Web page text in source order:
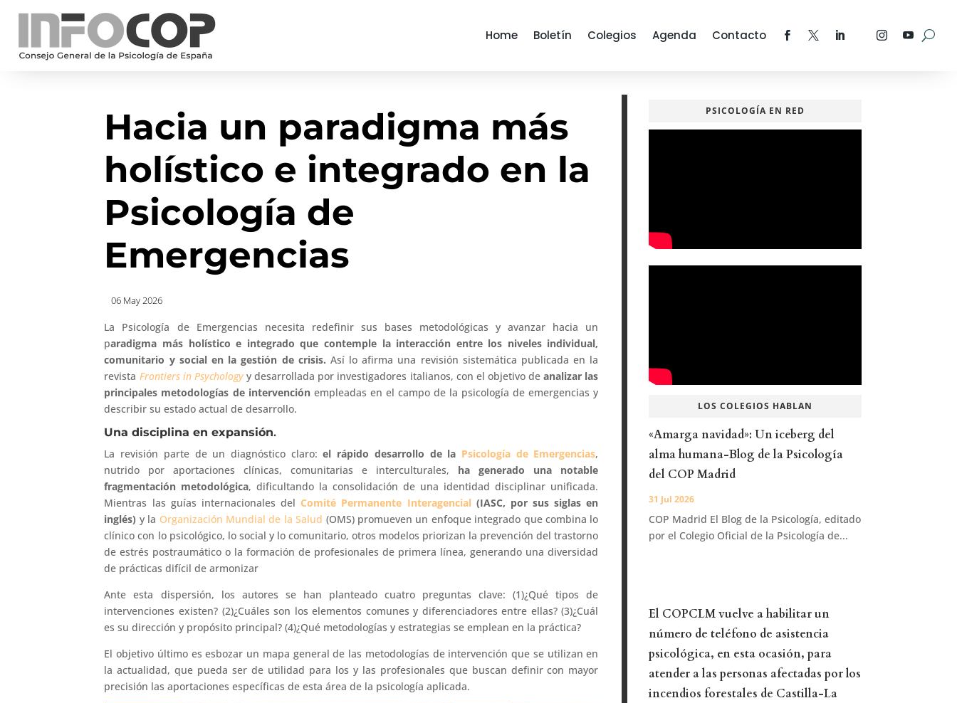
Home Boletín Colegios Agenda Contacto
Hacia un paradigma más
holístico e integrado en la
Psicología de
Emergencias
06 May 2026
La Psicología de Emergencias necesita redefinir sus bases metodológicas y avanzar hacia un
paradigma más holístico e integrado que contemple la interacción entre los niveles individual,
comunitario y social en la gestión de crisis. Así lo afirma una revisión sistemática publicada en la
revista Frontiers in Psychologyy desarrollada por investigadores italianos, con el objetivo deanalizar las
principales metodologías de intervenciónempleadas en el campo de la psicología de emergencias y
describir su estado actual de desarrollo.
Una disciplina en expansión.
La revisión parte de un diagnóstico claro:el rápido desarrollo de la Psicología de Emergencias,
nutrido por aportaciones clínicas, comunitarias e interculturales, ha generado una notable
fragmentación metodológica, dificultando la consolidación de una identidad disciplinar unificada.
Mientras las guías internacionales del Comité Permanente Interagencial (IASC, por sus siglas en
inglés) y la Organización Mundial de la Salud (OMS) promueven un enfoque integrado que combina lo
clínico con lo psicológico, lo social y lo comunitario, otros modelos priorizan la prevención del trastorno
de estrés postraumático o la formación de profesionales de primera línea, generando una diversidad
de prácticas difícil de armonizar
Ante esta dispersión, los autores se han planteado cuatro preguntas clave: (1)¿Qué tipos de
intervenciones existen? (2)¿Cuáles son los elementos comunes y diferenciadores entre ellas? (3)¿Cuál
es su dirección y propósito principal? (4)¿Qué metodologías y estrategias se emplean en la práctica?
El objetivo último es esbozar un mapa general de las metodologías de intervención que se utilizan en
la actualidad, que pueda ser de utilidad para los y las profesionales que buscan definir con mayor
precisión las aportaciones específicas de esta área de la psicología aplicada.
PSICOLOGÍA EN RED
LOS COLEGIOS HABLAN
«Amarga navidad»: Un iceberg del
alma humana-Blog de la Psicología
del COP Madrid
31 Jul 2026
COP Madrid El Blog de la Psicología, editado
por el Colegio Oficial de la Psicología de...
El COPCLM vuelve a habilitar un
número de teléfono de asistencia
psicológica, en esta ocasión, para
atender a las personas afectadas por los
incendios forestales de Castilla-La